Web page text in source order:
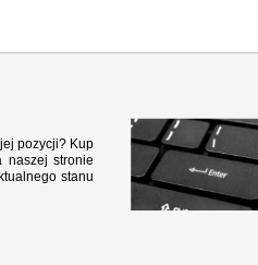
pozycji? Kup
naszej stronie
stanu